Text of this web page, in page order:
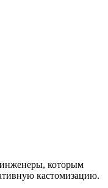
которым
кастомизацию.